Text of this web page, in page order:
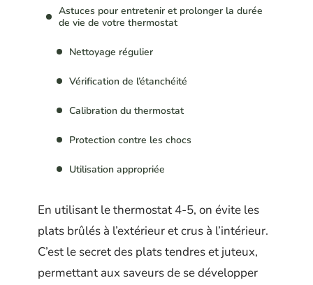
Astuces pour entretenir et prolonger la durée
de vie de votre thermostat
Nettoyage régulier
Vérification de l’étanchéité
Calibration du thermostat
Protection contre les chocs
Utilisation appropriée
En utilisant le thermostat 4-5, on évite les
plats brûlés à l’extérieur et crus à l’intérieur.
C’est le secret des plats tendres et juteux,
permettant aux saveurs de se développer